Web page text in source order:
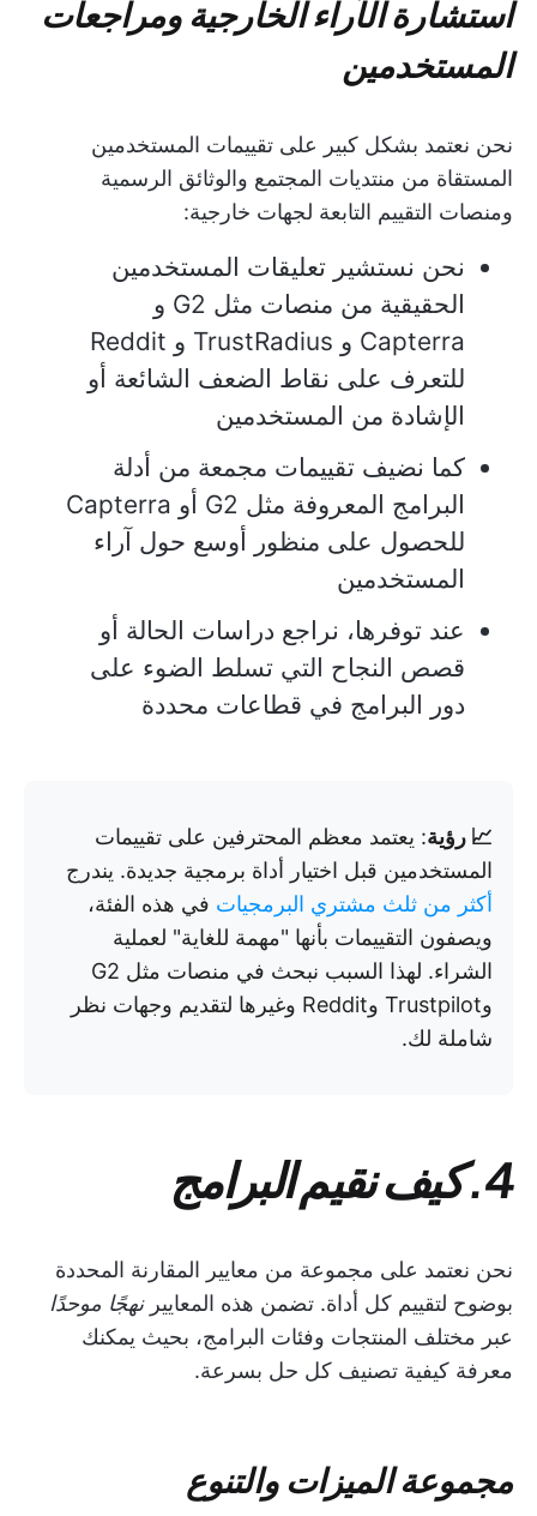
استشارة الآراء الخارجية ومراجعات
المستخدمين
نحن نعتمد بشكل كبير على تقييمات المستخدمين
المستقاة من منتديات المجتمع والوثائق الرسمية
ومنصات التقييم التابعة لجهات خارجية:
نحن نستشير تعليقات المستخدمين
الحقيقية من منصات مثل G2 و
Capterra و TrustRadius و Reddit
للتعرف على نقاط الضعف الشائعة أو
الإشادة من المستخدمين
كما نضيف تقييمات مجمعة من أدلة
البرامج المعروفة مثل G2 أو Capterra
للحصول على منظور أوسع حول آراء
المستخدمين
عند توفرها، نراجع دراسات الحالة أو
قصص النجاح التي تسلط الضوء على
دور البرامج في قطاعات محددة
📈 رؤية: يعتمد معظم المحترفين على تقييمات
المستخدمين قبل اختيار أداة برمجية جديدة. يندرج
أكثر من ثلث مشتري البرمجيات في هذه الفئة،
ويصفون التقييمات بأنها "مهمة للغاية" لعملية
الشراء. لهذا السبب نبحث في منصات مثل G2
وTrustpilot وReddit وغيرها لتقديم وجهات نظر
شاملة لك.
4. كيف نقيم البرامج
نحن نعتمد على مجموعة من معايير المقارنة المحددة
بوضوح لتقييم كل أداة. تضمن هذه المعاييرنهجًا موحدًا
عبر مختلف المنتجات وفئات البرامج، بحيث يمكنك
معرفة كيفية تصنيف كل حل بسرعة.
مجموعة الميزات والتنوع